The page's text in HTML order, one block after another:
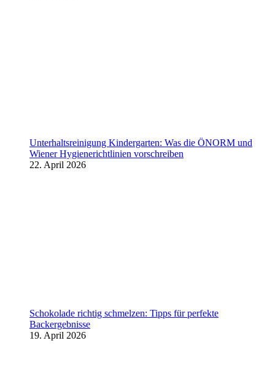
Unterhaltsreinigung Kindergarten: Was die ÖNORM und
Wiener Hygienerichtlinien vorschreiben
22. April 2026
Schokolade richtig schmelzen: Tipps für perfekte
Backergebnisse
19. April 2026